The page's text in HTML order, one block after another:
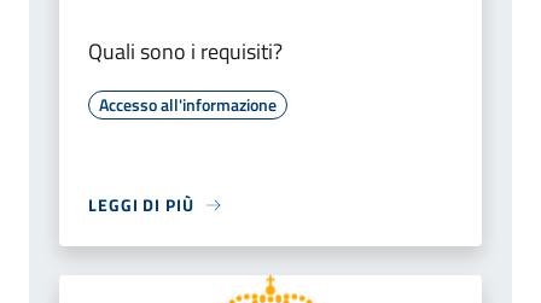
Quali sono i requisiti?
Accesso all'informazione
LEGGI DI PIÙ